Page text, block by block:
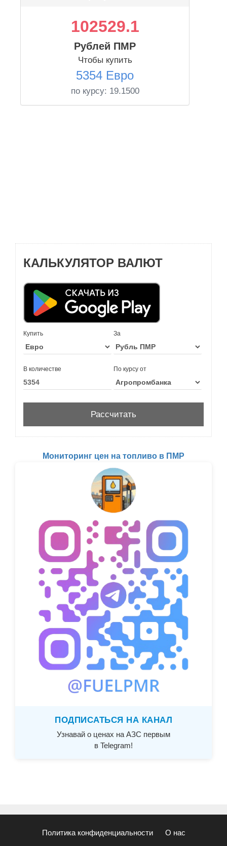
102529.1
Рублей ПМР
Чтобы купить
5354 Евро
по курсу: 19.1500
КАЛЬКУЛЯТОР ВАЛЮТ
Купить За
В количестве По курсу от
Мониторинг цен на топливо в ПМР
ПОДПИСАТЬСЯ НА КАНАЛ
Узнавай о ценах на АЗС первым
в Telegram!
Политика конфиденциальности О нас